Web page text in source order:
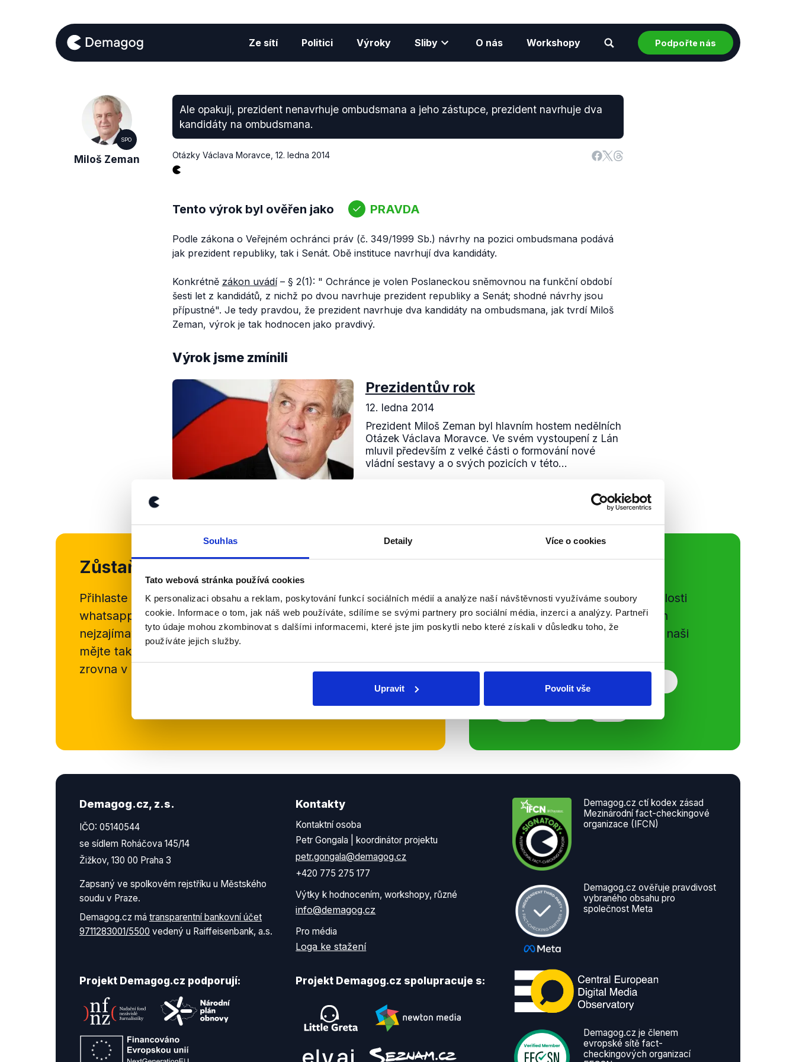
Souhlas Detaily Více o cookies
Tato webová stránka používá cookies
K personalizaci obsahu a reklam, poskytování funkcí sociálních médií a analýze naší návštěvnosti využíváme soubory
cookie. Informace o tom, jak náš web používáte, sdílíme se svými partnery pro sociální média, inzerci a analýzy. Partneři
tyto údaje mohou zkombinovat s dalšími informacemi, které jste jim poskytli nebo které získali v důsledku toho, že
používáte jejich služby.
Upravit Povolit vše
Ze sítí Politici Výroky Sliby O nás Workshopy Podpořte nás
SPO
Miloš Zeman
Ale opakuji, prezident nenavrhuje ombudsmana a jeho zástupce, prezident navrhuje dva
kandidáty na ombudsmana.
Otázky Václava Moravce 12. ledna 2014
Tento výrok byl ověřen jako PRAVDA
Podle zákona o Veřejném ochránci práv (č. 349/1999 Sb.) návrhy na pozici ombudsmana podává
jak prezident republiky, tak i Senát. Obě instituce navrhují dva kandidáty.
Konkrétně zákon uvádí– § 2(1): " Ochránce je volen Poslaneckou sněmovnou na funkční období
šesti let z kandidátů, z nichž po dvou navrhuje prezident republiky a Senát; shodné návrhy jsou
přípustné". Je tedy pravdou, že prezident navrhuje dva kandidáty na ombudsmana, jak tvrdí Miloš
Zeman, výrok je tak hodnocen jako pravdivý.
Výrok jsme zmínili
Prezidentův rok
12. ledna 2014
Prezident Miloš Zeman byl hlavním hostem nedělních
Otázek Václava Moravce. Ve svém vystoupení z Lán
mluvil především z velké části o formování nové
vládní sestavy a o svých pozicích v této...
Zůstaňme v kontaktu
Přihlaste se k odběru našeho newsletteru nebo
whatsappového kanálu, kde pravidelně přinášíme shrnutí
nejzajímavějších článků a analýz. Začněte nás odebírat, a
mějte tak přehled o tom, jaké dezinformace a nepravdy se
zrovna v Česku šíří.
Nenechte si ujít nejnovější události
z Demagog.cz. Sdílením našich
příspěvků přátelům podpoříte naši
Demagog.cz, z.s.
IČO: 05140544
se sídlem Roháčova 145/14
Žižkov, 130 00 Praha 3
Zapsaný ve spolkovém rejstříku u Městského
soudu v Praze.
Demagog.cz má transparentní bankovní účet
9711283001/5500 vedený u Raiffeisenbank, a.s.
Kontakty
Kontaktní osoba
Petr Gongala | koordinátor projektu
petr.gongala@demagog.cz
+420 775 275 177
Výtky k hodnocením, workshopy, různé
info@demagog.cz
Pro média
Loga ke stažení
Projekt Demagog.cz podporují: Projekt Demagog.cz spolupracuje s:
Demagog.cz ctí kodex zásad
Mezinárodní fact-checkingové
organizace (IFCN)
Demagog.cz ověřuje pravdivost
vybraného obsahu pro
společnost Meta
Demagog.cz je členem
evropské sítě fact-
checkingových organizací